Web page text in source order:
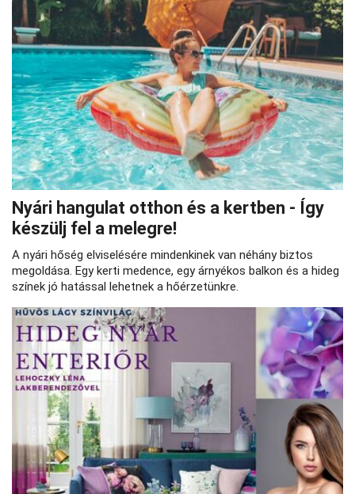
Nyári hangulat otthon és a kertben - Így
készülj fel a melegre!
A nyári hőség elviselésére mindenkinek van néhány biztos
megoldása. Egy kerti medence, egy árnyékos balkon és a hideg
színek jó hatással lehetnek a hőérzetünkre.